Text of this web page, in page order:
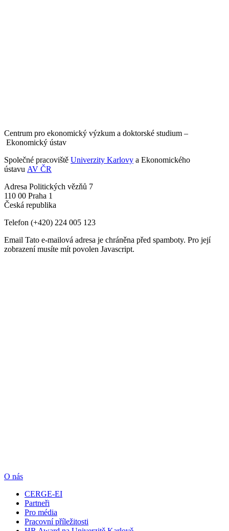
Centrum pro ekonomický výzkum a doktorské studium –
Ekonomický ústav
Společné pracoviště Univerzity Karlovy a Ekonomického
ústavu AV ČR
Adresa Politických vězňů 7
110 00 Praha 1
Česká republika
Telefon (+420) 224 005 123
Email Tato e-mailová adresa je chráněna před spamboty. Pro její
zobrazení musíte mít povolen Javascript.
O nás
CERGE-EI
Partneři
Pro média
Pracovní příležitosti